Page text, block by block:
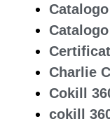
Charlie
Cokill
cokill